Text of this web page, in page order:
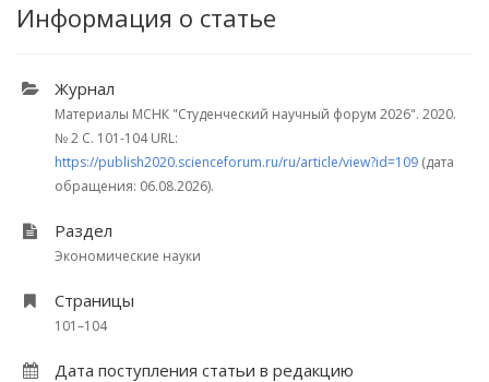
Информация о статье
Журнал
Материалы МСНК "Студенческий научный форум 2026". 2020.
№ 2 С. 101-104URL:
https://publish2020.scienceforum.ru/ru/article/view?id=109 (дата
обращения: 06.08.2026).
Раздел
Экономические науки
Страницы
101–104
Дата поступления статьи в редакцию